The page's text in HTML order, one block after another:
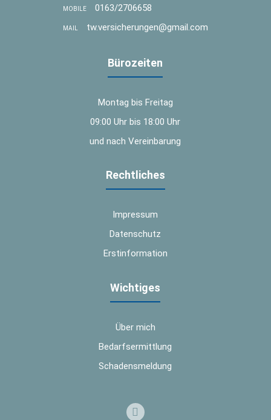
MOBILE 0163/2706658
MAIL tw.versicherungen@gmail.com
Bürozeiten
Montag bis Freitag
09:00 Uhr bis 18:00 Uhr
und nach Vereinbarung
Rechtliches
Impressum
Datenschutz
Erstinformation
Wichtiges
Über mich
Bedarfsermittlung
Schadensmeldung